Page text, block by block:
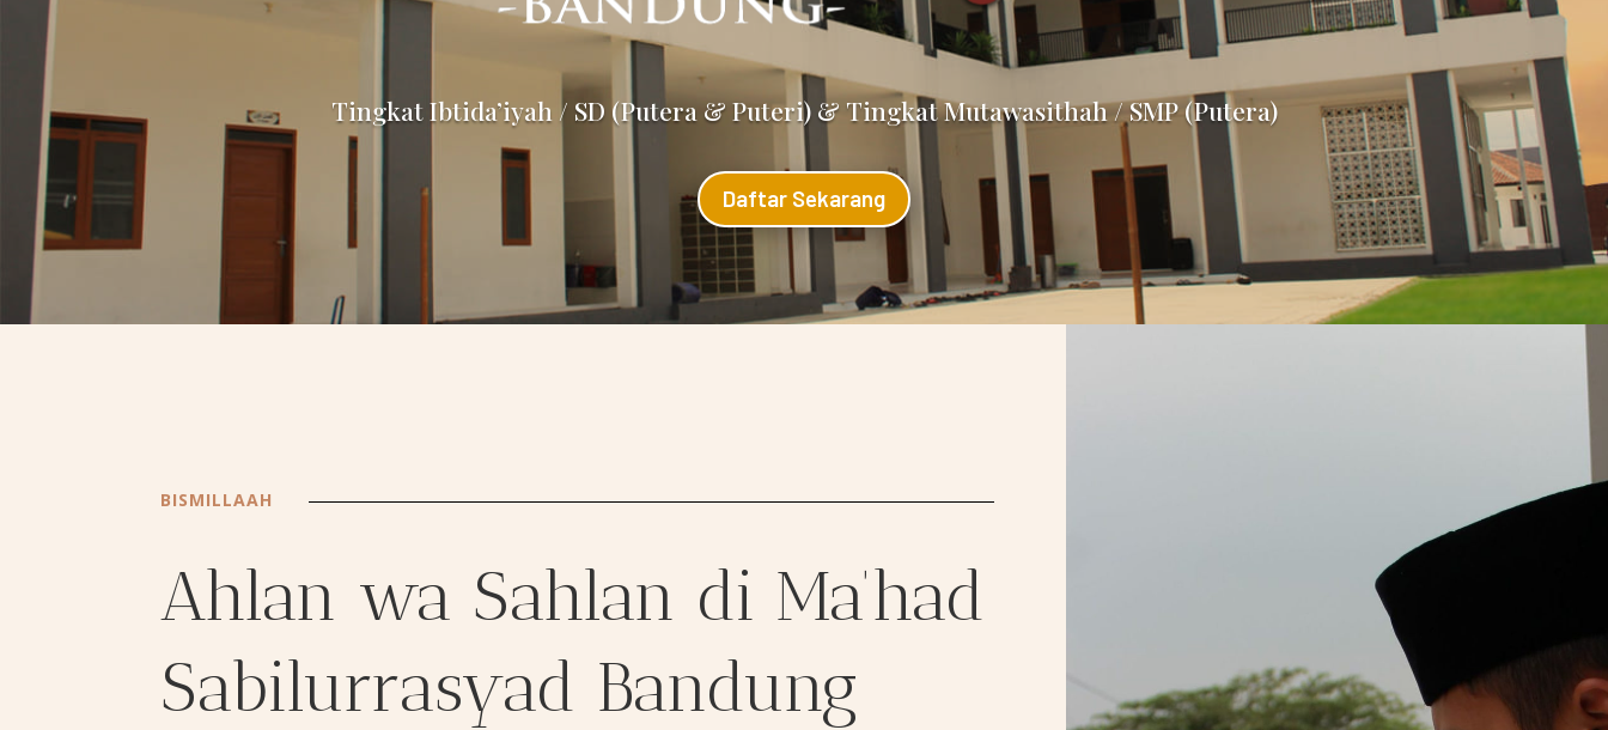
Tingkat Ibtida’iyah / SD (Putera & Puteri) & Tingkat Mutawasithah / SMP (Putera)
Daftar Sekarang
BISMILLAAH
Ahlan wa Sahlan di Ma’had
Sabilurrasyad Bandung